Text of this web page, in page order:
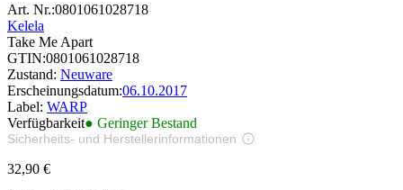
Art. Nr.:0801061028718
Kelela
Take Me Apart
GTIN:0801061028718
Zustand: Neuware
Erscheinungsdatum:06.10.2017
Label: WARP
Verfügbarkeit● Geringer Bestand
Sicherheits- und Herstellerinformationen
32,90 €